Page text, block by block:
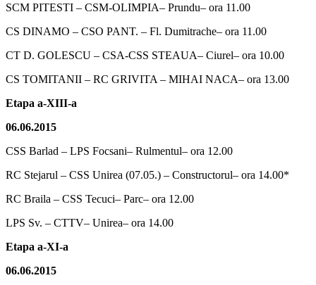
SCM PITESTI – CSM-OLIMPIA– Prundu– ora 11.00
CS DINAMO – CSO PANT. – Fl. Dumitrache– ora 11.00
CT D. GOLESCU – CSA-CSS STEAUA– Ciurel– ora 10.00
CS TOMITANII – RC GRIVITA – MIHAI NACA– ora 13.00
Etapa a-XIII-a
06.06.2015
CSS Barlad – LPS Focsani– Rulmentul– ora 12.00
RC Stejarul – CSS Unirea (07.05.) – Constructorul– ora 14.00*
RC Braila – CSS Tecuci– Parc– ora 12.00
LPS Sv. – CTTV– Unirea– ora 14.00
Etapa a-XI-a
06.06.2015